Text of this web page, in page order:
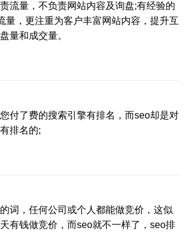
量，不负责网站内容及询盘;有经验的
量，更注重为客户丰富网站内容，提升互
量和成交量。
了费的搜索引擎有排名，而seo却是对
排名的;
，任何公司或个人都能做竞价，这似
有钱做竞价，而seo就不一样了，seo排